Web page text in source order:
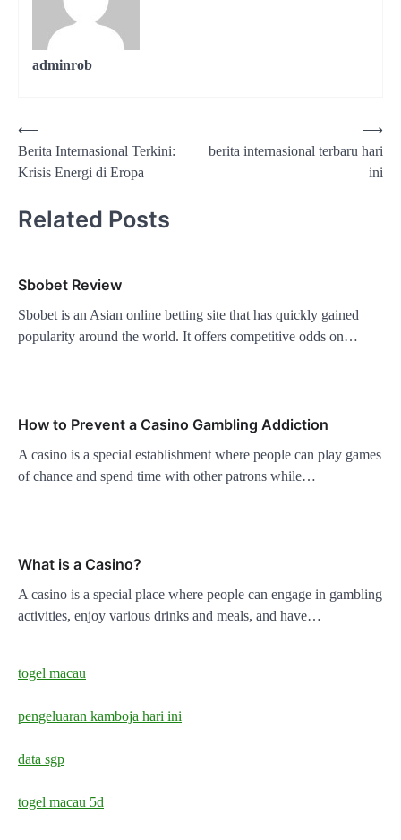
adminrob
Post
navigation
⟵
Berita Internasional Terkini:
Krisis Energi di Eropa
berita internasional terbaru hari
ini
⟶
Related Posts
Sbobet Review
Sbobet is an Asian online betting site that has quickly gained
popularity around the world. It offers competitive odds on…
How to Prevent a Casino Gambling Addiction
A casino is a special establishment where people can play games
of chance and spend time with other patrons while…
What is a Casino?
A casino is a special place where people can engage in gambling
activities, enjoy various drinks and meals, and have…
togel macau
pengeluaran kamboja hari ini
data sgp
togel macau 5d